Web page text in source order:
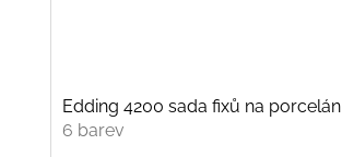
Edding 4200 sada fixů na porcelán
6 barev